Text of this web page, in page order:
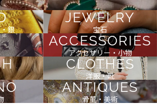
銀
JEWELRY
宝石
ACCESSORIES
アクセサリー・小物
CLOTHES
洋服・靴
ANTIQUES
骨董・美術